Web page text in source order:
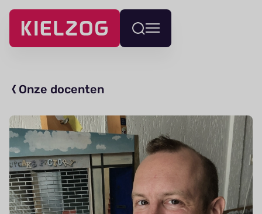
Navigatie
overslaan
Wissel
menu
Onze docenten